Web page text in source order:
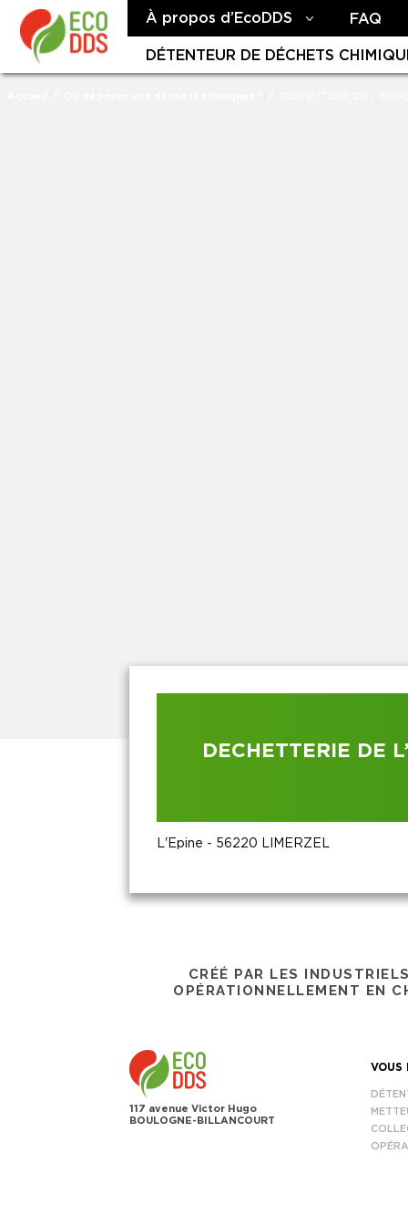
À propos d’EcoDDS FAQ
DÉTENTEUR DE DÉCHETS
DECHETTERIE DE
L'Epine - 56220 LIMERZEL
CRÉÉ PAR LES
OPÉRATIONNELLEMENT EN
117 avenue Victor Hugo
BOULOGNE-BILLANCOURT
VOUS